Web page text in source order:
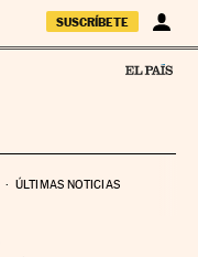
SUSCRÍBETE
ÚLTIMAS NOTICIAS